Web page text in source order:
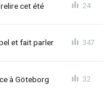
cet été 24
et fait parler 347
à Göteborg 32